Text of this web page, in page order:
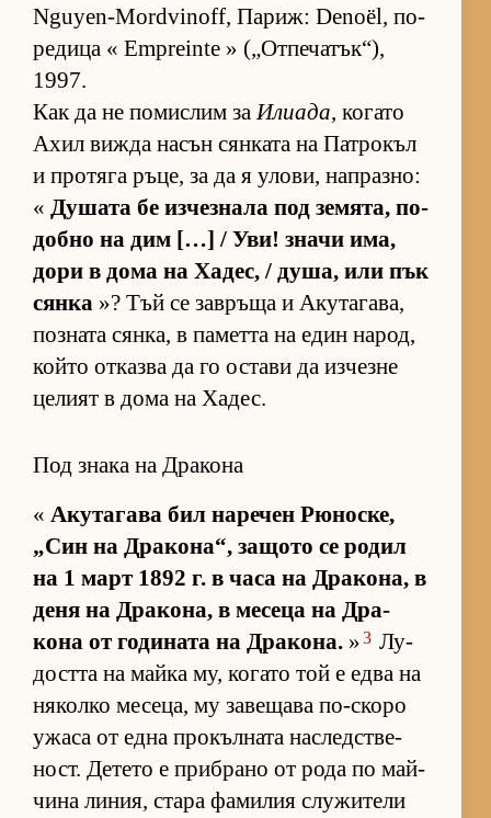
Nguyen-Mordvinoff, Па­риж: Denoël, по­
ре­дица « Empreinte » („От­пе­ча­тък­“),
1997.
Как да не по­мис­лим заИлиада, ко­гато
Ахил вижда на­сън сян­ката на Пат­ро­къл
и про­тяга ръ­це, за да я уло­ви, нап­раз­но:
« Ду­шата бе из­чез­нала под зе­мя­та, по­
добно на дим […] / Уви! значи има,
дори в дома на Ха­дес, / ду­ша, или пък
сянка »? Тъй се зав­ръща и Аку­та­га­ва,
поз­ната сян­ка, в па­метта на един на­род,
който от­казва да го ос­тави да из­чезне
це­лият в дома на Ха­дес.
Под знака на Дракона
« Аку­та­гава бил на­ре­чен Рю­нос­ке,
„Син на Дра­ко­на“, за­щото се ро­дил
на 1 март 1892 г. в часа на Дра­ко­на, в
деня на Дра­ко­на, в ме­сеца на Дра­
кона от го­ди­ната на Дра­ко­на. »3 Лу­
достта на майка му, ко­гато той е едва на
ня­колко ме­се­ца, му за­ве­щава по-скоро
ужаса от една про­къл­ната нас­лед­с­тве­
ност. Де­тето е приб­рано от рода по май­
чина ли­ния, стара фа­ми­лия слу­жи­тели